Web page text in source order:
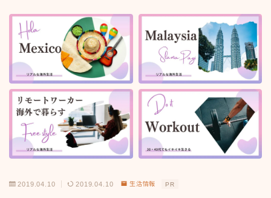
利用規約／特定商取引法に基づく表記
有料記事の決済完了ページ
はじめての方へ
2019.04.10 2019.04.10 生活情報 PR